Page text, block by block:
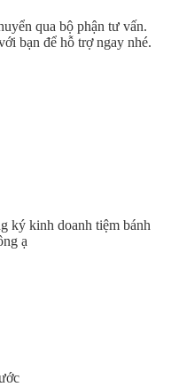
qua bộ phận tư vấn.
bạn để hỗ trợ ngay nhé.
ký kinh doanh tiệm bánh
ạ